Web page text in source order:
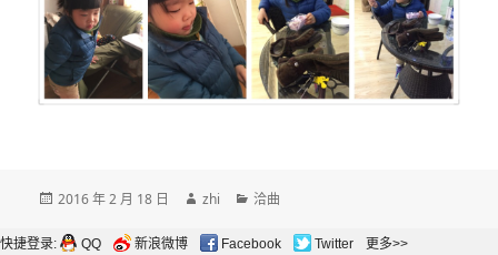
发
于
2016 年 2 月 18 日
作
zhi
分
洽曲
快捷登录: QQ 新浪微博 Facebook Twitter 更多>>